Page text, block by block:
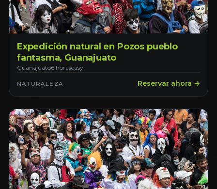
Expedición natural en Pozos pueblo
fantasma, Guanajuato
Guanajuato6 horaseasy
NATURALEZA Reservar ahora →